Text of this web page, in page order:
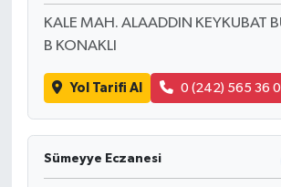
KALE MAH. ALAADDIN KEYKUBAT
B KONAKLI
Yol Tarifi Al 0 (242) 565 36
Sümeyye Eczanesi